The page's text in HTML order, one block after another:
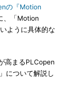
の『Motion
、「Motion
ように具体的な
高まるPLCopen
」について解説し